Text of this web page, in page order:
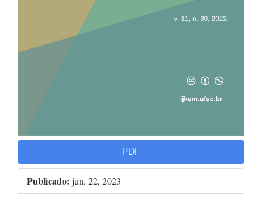
PDF
Publicado: jun. 22, 2023